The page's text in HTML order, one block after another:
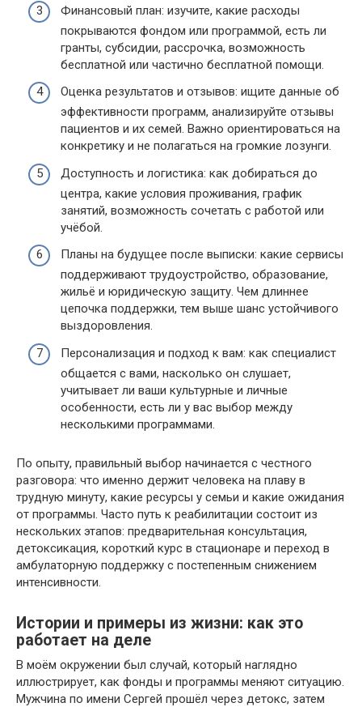
Финансовый план: изучите, какие расходы
покрываются фондом или программой, есть ли
гранты, субсидии, рассрочка, возможность
бесплатной или частично бесплатной помощи.
Оценка результатов и отзывов: ищите данные об
эффективности программ, анализируйте отзывы
пациентов и их семей. Важно ориентироваться на
конкретику и не полагаться на громкие лозунги.
Доступность и логистика: как добираться до
центра, какие условия проживания, график
занятий, возможность сочетать с работой или
учёбой.
Планы на будущее после выписки: какие сервисы
поддерживают трудоустройство, образование,
жильё и юридическую защиту. Чем длиннее
цепочка поддержки, тем выше шанс устойчивого
выздоровления.
Персонализация и подход к вам: как специалист
общается с вами, насколько он слушает,
учитывает ли ваши культурные и личные
особенности, есть ли у вас выбор между
несколькими программами.
По опыту, правильный выбор начинается с честного
разговора: что именно держит человека на плаву в
трудную минуту, какие ресурсы у семьи и какие ожидания
от программы. Часто путь к реабилитации состоит из
нескольких этапов: предварительная консультация,
детоксикация, короткий курс в стационаре и переход в
амбулаторную поддержку с постепенным снижением
интенсивности.
Истории и примеры из жизни: как это
работает на деле
В моём окружении был случай, который наглядно
иллюстрирует, как фонды и программы меняют ситуацию.
Мужчина по имени Сергей прошёл через детокс, затем